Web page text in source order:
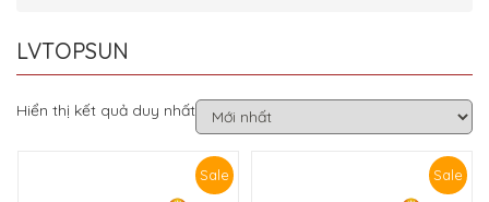
LVTOPSUN
Hiển thị kết quả duy nhất
Sale Sale